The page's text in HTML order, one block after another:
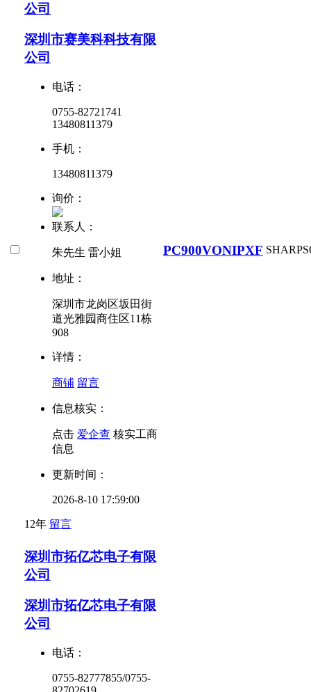
公司
深圳市赛美科科技有限
公司
电话：
0755-82721741
13480811379
手机：
13480811379
询价：
联系人：
朱先生 雷小姐
地址：
深圳市龙岗区坂田街
道光雅园商住区11栋
908
详情：
商铺 留言
信息核实：
点击 爱企查 核实工商
信息
更新时间：
2026-8-10 17:59:00
12年 留言
PC900VONIPXF SHARP
深圳市拓亿芯电子有限
公司
深圳市拓亿芯电子有限
公司
电话：
0755-82777855/0755-